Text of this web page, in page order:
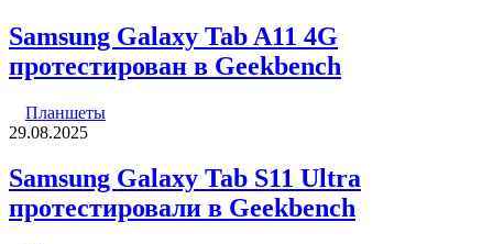
Samsung Galaxy Tab A11 4G
протестирован в Geekbench
Планшеты
29.08.2025
Samsung Galaxy Tab S11 Ultra
протестировали в Geekbench